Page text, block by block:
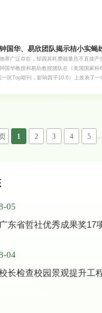
国华、易欣团队揭示桔小实蝇
界广泛存在，却因其耗费能量且不直接产
国华教授和易欣教授团队在《美国国家科
一区Top期刊，影响因子10.6）上发表了一
1 2 3 4 5 .
05
04
长检查校园景观提升工